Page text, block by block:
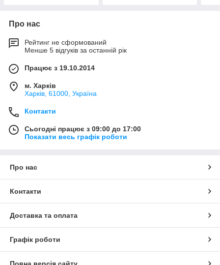
Про нас
Рейтинг не сформований
Менше 5 відгуків за останній рік
Працює з 19.10.2014
м. Харків
Харків, 61000, Україна
Контакти
Сьогодні працює з 09:00 до 17:00
Показати весь графік роботи
Про нас
Контакти
Доставка та оплата
Графік роботи